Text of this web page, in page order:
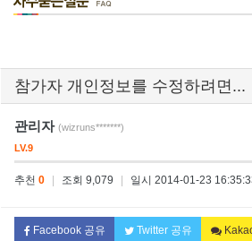
참가자 개인정보를 수정하려면...
관리자 (wizruns*******)
LV.9
추천 0 조회 9,079 일시 2014-01-23
Facebook 공유 Twitter 공유